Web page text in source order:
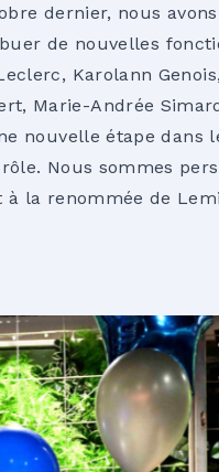
dernier, nous
de nouvelles
Karolann
Marie-Andrée
nouvelle étape dans
Nous sommes
la renommée de